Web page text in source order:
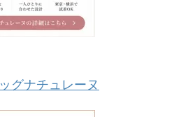
グナチュレーヌ